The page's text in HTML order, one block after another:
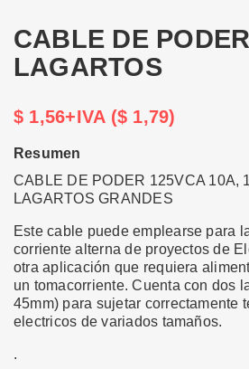
CABLE DE
LAGARTOS
$ 1,56+IVA ($ 1,79)
Resumen
CABLE DE PODER 125VCA 10A,
LAGARTOS GRANDES
Este cable puede emplearse para
corriente alterna de proyectos de
otra aplicación que requiera
un tomacorriente. Cuenta con dos
45mm) para sujetar correctamente
electricos de variados tamaños.
.